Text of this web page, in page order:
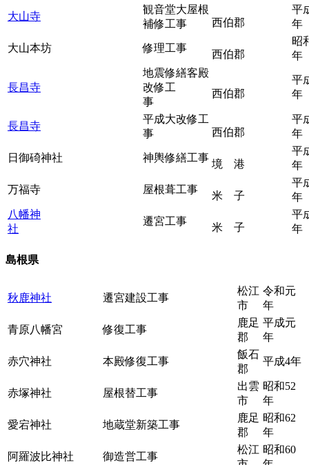
大山寺
観音堂大屋根
補修工事
西伯郡
平
年
大山本坊 修理工事
西伯郡
昭
年
長昌寺
地震修繕客殿
改修工
事
西伯郡
平
年
長昌寺
平成大改修工
事
西伯郡
平
年
日御碕神社 神輿修繕工事
境 港
平
年
万福寺 屋根葺工事
米 子
平
年
八幡神
社
遷宮工事
米 子
平
年
島根県
秋鹿神社 遷宮建設工事
松江
市
令和元
年
青原八幡宮 修復工事
鹿足
郡
平成元
年
赤穴神社 本殿修復工事
飯石
郡
平成4年
赤塚神社 屋根替工事
出雲
市
昭和52
年
愛宕神社 地蔵堂新築工事
鹿足
郡
昭和62
年
阿羅波比神社 御造営工事
松江 昭和60